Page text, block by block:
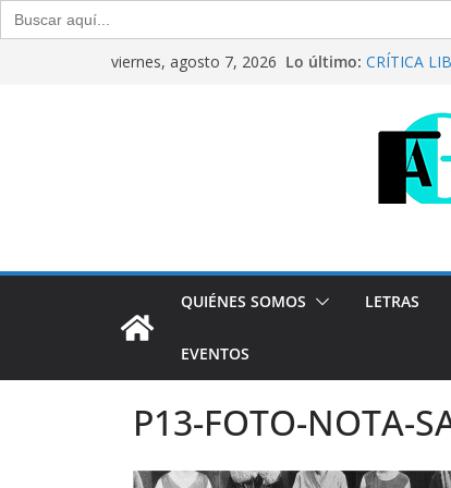
Buscar:
viernes, agosto 7, 2026 Lo último: CRÍTICA
Agosto de
“Crónicas
QUIÉNES SOMOS LETRAS
EVENTOS
P13-FOTO-NOTA-